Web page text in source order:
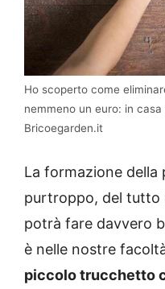
Ho scoperto come
nemmeno un euro: in
Bricoegarden.it
La formazione della
purtroppo, del tutto
potrà fare davvero
è nelle nostre
piccolo trucchetto